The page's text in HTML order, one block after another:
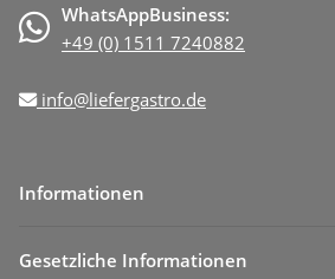
WhatsAppBusiness:
+49 (0) 1511 7240882
info@liefergastro.de
Informationen
Gesetzliche Informationen